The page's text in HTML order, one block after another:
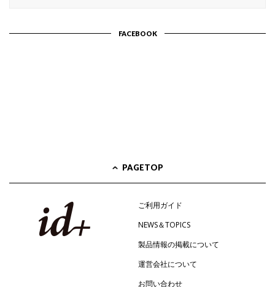
FACEBOOK
PAGETOP
ご利用ガイド
NEWS＆TOPICS
製品情報の掲載について
運営会社について
お問い合わせ